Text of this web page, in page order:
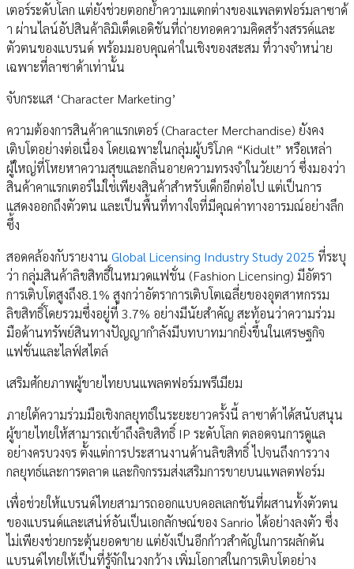
เตอร์ระดับโลก แต่ยังช่วยตอกย้ำความแตกต่างของแพลตฟอร์มลาซาด้
า ผ่านไลน์อัปสินค้าลิมิเต็ดเอดิชันที่ถ่ายทอดความคิดสร้างสรรค์และ
ตัวตนของแบรนด์ พร้อมมอบคุณค่าในเชิงของสะสม ที่วางจำหน่าย
เฉพาะที่ลาซาด้าเท่านั้น
จับกระแส ‘Character Marketing’
ความต้องการสินค้าคาแรกเตอร์ (Character Merchandise) ยังคง
เติบโตอย่างต่อเนื่อง โดยเฉพาะในกลุ่มผู้บริโภค “Kidult” หรือเหล่า
ผู้ใหญ่ที่โหยหาความสุขและกลิ่นอายความทรงจำในวัยเยาว์ ซึ่งมองว่า
สินค้าคาแรกเตอร์ไม่ใช่เพียงสินค้าสำหรับเด็กอีกต่อไป แต่เป็นการ
แสดงออกถึงตัวตน และเป็นพื้นที่ทางใจที่มีคุณค่าทางอารมณ์อย่างลึก
ซึ้ง
สอดคล้องกับรายงาน Global Licensing Industry Study 2025 ที่ระบุ
ว่า กลุ่มสินค้าลิขสิทธิ์ในหมวดแฟชั่น (Fashion Licensing) มีอัตรา
การเติบโตสูงถึง8.1% สูงกว่าอัตราการเติบโตเฉลี่ยของอุตสาหกรรม
ลิขสิทธิ์โดยรวมซึ่งอยู่ที่ 3.7% อย่างมีนัยสำคัญ สะท้อนว่าความร่วม
มือด้านทรัพย์สินทางปัญญากำลังมีบทบาทมากยิ่งขึ้นในเศรษฐกิจ
แฟชั่นและไลฟ์สไตล์
เสริมศักยภาพผู้ขายไทยบนแพลตฟอร์มพรีเมียม
ภายใต้ความร่วมมือเชิงกลยุทธ์ในระยะยาวครั้งนี้ ลาซาด้าได้สนับสนุน
ผู้ขายไทยให้สามารถเข้าถึงลิขสิทธิ์ IP ระดับโลก ตลอดจนการดูแล
อย่างครบวงจร ตั้งแต่การประสานงานด้านลิขสิทธิ์ ไปจนถึงการวาง
กลยุทธ์และการตลาด และกิจกรรมส่งเสริมการขายบนแพลตฟอร์ม
เพื่อช่วยให้แบรนด์ไทยสามารถออกแบบคอลเลกชันที่ผสานทั้งตัวตน
ของแบรนด์และเสน่ห์อันเป็นเอกลักษณ์ของ Sanrio ได้อย่างลงตัว ซึ่ง
ไม่เพียงช่วยกระตุ้นยอดขาย แต่ยังเป็นอีกก้าวสำคัญในการผลักดัน
แบรนด์ไทยให้เป็นที่รู้จักในวงกว้าง เพิ่มโอกาสในการเติบโตอย่าง